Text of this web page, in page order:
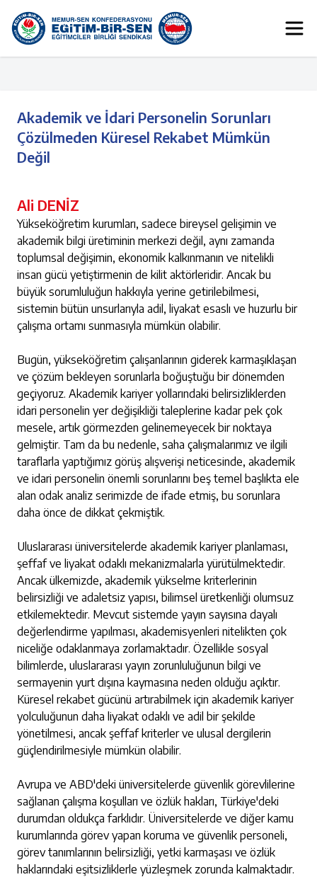
Akademik ve İdari Personelin Sorunları
Çözülmeden Küresel Rekabet Mümkün
Değil
Ali DENİZ
Yükseköğretim kurumları, sadece bireysel gelişimin ve
akademik bilgi üretiminin merkezi değil, aynı zamanda
toplumsal değişimin, ekonomik kalkınmanın ve nitelikli
insan gücü yetiştirmenin de kilit aktörleridir. Ancak bu
büyük sorumluluğun hakkıyla yerine getirilebilmesi,
sistemin bütün unsurlarıyla adil, liyakat esaslı ve huzurlu bir
çalışma ortamı sunmasıyla mümkün olabilir.
Bugün, yükseköğretim çalışanlarının giderek karmaşıklaşan
ve çözüm bekleyen sorunlarla boğuştuğu bir dönemden
geçiyoruz. Akademik kariyer yollarındaki belirsizliklerden
idari personelin yer değişikliği taleplerine kadar pek çok
mesele, artık görmezden gelinemeyecek bir noktaya
gelmiştir. Tam da bu nedenle, saha çalışmalarımız ve ilgili
taraflarla yaptığımız görüş alışverişi neticesinde, akademik
ve idari personelin önemli sorunlarını beş temel başlıkta ele
alan odak analiz serimizde de ifade etmiş, bu sorunlara
daha önce de dikkat çekmiştik.
Uluslararası üniversitelerde akademik kariyer planlaması,
şeffaf ve liyakat odaklı mekanizmalarla yürütülmektedir.
Ancak ülkemizde, akademik yükselme kriterlerinin
belirsizliği ve adaletsiz yapısı, bilimsel üretkenliği olumsuz
etkilemektedir. Mevcut sistemde yayın sayısına dayalı
değerlendirme yapılması, akademisyenleri nitelikten çok
niceliğe odaklanmaya zorlamaktadır. Özellikle sosyal
bilimlerde, uluslararası yayın zorunluluğunun bilgi ve
sermayenin yurt dışına kaymasına neden olduğu açıktır.
Küresel rekabet gücünü artırabilmek için akademik kariyer
yolculuğunun daha liyakat odaklı ve adil bir şekilde
yönetilmesi, ancak şeffaf kriterler ve ulusal dergilerin
güçlendirilmesiyle mümkün olabilir.
Avrupa ve ABD'deki üniversitelerde güvenlik görevlilerine
sağlanan çalışma koşulları ve özlük hakları, Türkiye'deki
durumdan oldukça farklıdır. Üniversitelerde ve diğer kamu
kurumlarında görev yapan koruma ve güvenlik personeli,
görev tanımlarının belirsizliği, yetki karmaşası ve özlük
haklarındaki eşitsizliklerle yüzleşmek zorunda kalmaktadır.